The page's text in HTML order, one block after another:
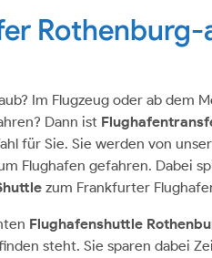
Im Flugzeug oder ab dem
Dann ist
für Sie. Sie werden von
Flughafen gefahren. Dabei
zum Frankfurter
Flughafenshuttle
steht. Sie sparen dabei